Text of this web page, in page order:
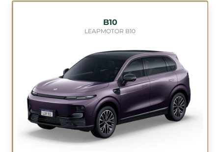
B10
LEAPMOTOR B10